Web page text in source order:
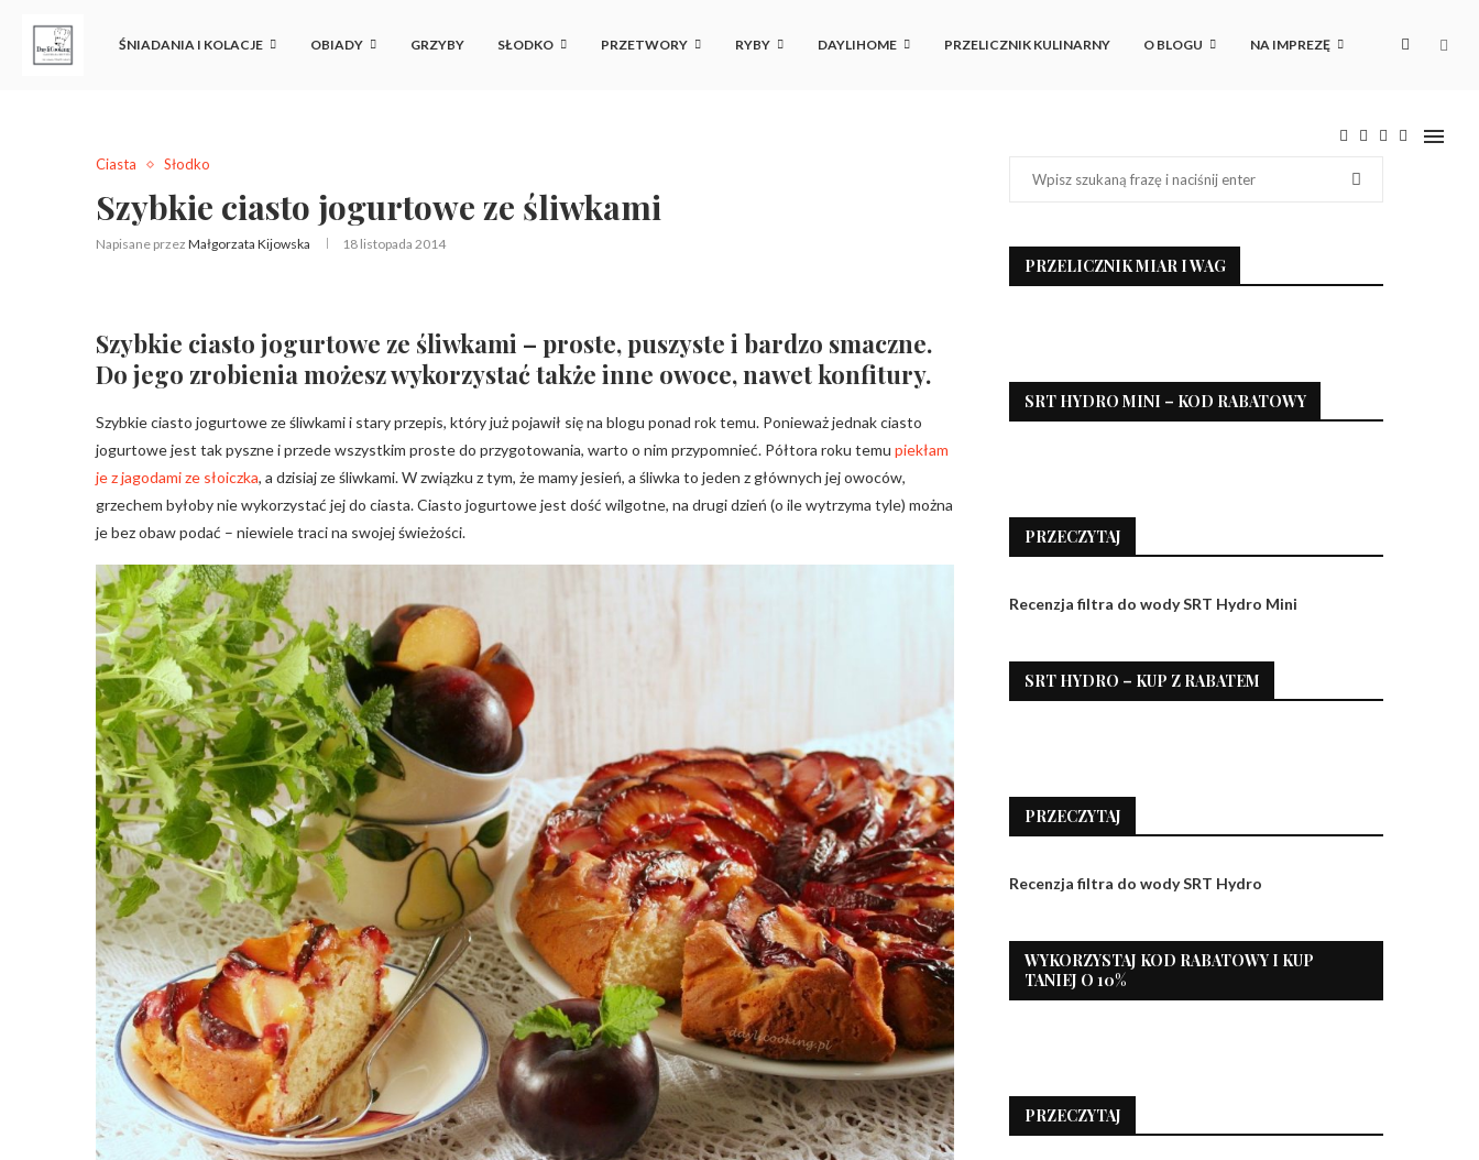
ŚNIADANIA I KOLACJE OBIADY GRZYBY SŁODKO PRZETWORY RYBY DAYLIHOME PRZELICZNIK KULINARNY O BLOGU NA IMPREZĘ
Ciasta Słodko
Szybkie ciasto jogurtowe ze śliwkami
Napisane przez Małgorzata Kijowska 18 listopada 2014
Szybkie ciasto jogurtowe ze śliwkami – proste, puszyste i bardzo smaczne.
Do jego zrobienia możesz wykorzystać także inne owoce, nawet konfitury.
Szybkie ciasto jogurtowe ze śliwkami i stary przepis, który już pojawił się na blogu ponad rok temu. Ponieważ jednak ciasto
jogurtowe jest tak pyszne i przede wszystkim proste do przygotowania, warto o nim przypomnieć. Półtora roku temu piekłam
je z jagodami ze słoiczka, a dzisiaj ze śliwkami. W związku z tym, że mamy jesień, a śliwka to jeden z głównych jej owoców,
grzechem byłoby nie wykorzystać jej do ciasta. Ciasto jogurtowe jest dość wilgotne, na drugi dzień (o ile wytrzyma tyle) można
je bez obaw podać – niewiele traci na swojej świeżości.
PRZELICZNIK MIAR I WAG
SRT HYDRO MINI – KOD RABATOWY
PRZECZYTAJ
Recenzja filtra do wody SRT Hydro Mini
SRT HYDRO – KUP Z RABATEM
PRZECZYTAJ
Recenzja filtra do wody SRT Hydro
WYKORZYSTAJ KOD RABATOWY I KUP
TANIEJ O 10%
PRZECZYTAJ